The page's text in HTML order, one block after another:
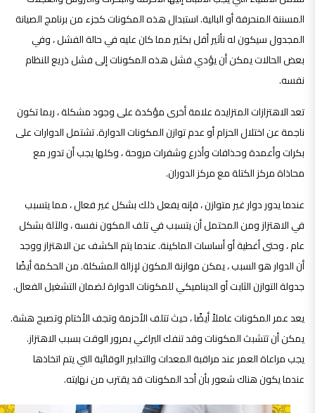
المسننة المنحرفة أو البالية. استبدال هذه المكونات كجزء من برنامج الصيانة
المجدول سيكون له تأثير أقل بكثير مما كان عليه في حالة الفشل ، وفي
بعض الحالات يمكن أن يؤدي فشل هذه المكونات إلى فشل ذريع للنظام
نفسه.
تعد الاهتزازات المتزايدة علامة أخرى مؤكدة على وجود مشكلة ، ربما تكون
ناجمة عن اختلال الحزام أو عدم توازن المكونات الدوارة. تشتمل الدوارات على
بكرات وأعمدة وحذافات وأذرع وشفرات مروحة ، وكلها يجب أن تدور مع
محاذاة مركز الكتلة مع مركز الدوران.
عندما يدور دوار غير متوازن ، فإنه يفعل ذلك بشكل غير فعال ، مما يتسبب
في الاهتزاز ومن المحتمل أن يتسبب في تلف المكون نفسه ، والآلة بشكل
عام ، وحتى أغطية أو أساسات الماكينة. عندما يتم الكشف عن الاهتزاز ووجد
أن الدوار هو السبب ، يمكن موازنة المكون لإزالة المشكلة. من الحكمة أيضًا
جدولة التوازن الثابت أو الديناميكي للمكونات الدوارة لضمان التشغيل الفعال.
يعد عمر المكونات عاملاً أيضًا ، حيث تتلف الأحزمة وتجف الأختام وتصبح هشة.
يمكن أن تتشبث المكونات وقد تنفك البراغي بمرور الوقت بسبب الاهتزاز.
يجب مراعاة العمر عند مراقبة المعدات والتدابير الوقائية التي يتم اتخاذها
عندما يكون هناك شعور بأن أحد المكونات قد يقترب من نهايته.